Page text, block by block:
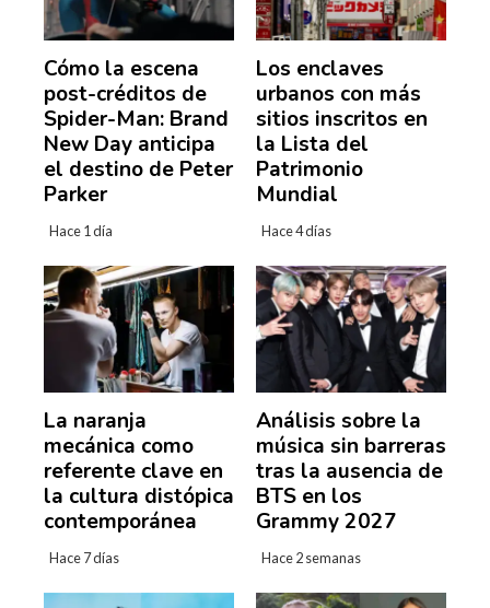
Cómo la escena
post-créditos de
Spider-Man: Brand
New Day anticipa
el destino de Peter
Parker
Hace 1 día
Los enclaves
urbanos con más
sitios inscritos en
la Lista del
Patrimonio
Mundial
Hace 4 días
La naranja
mecánica como
referente clave en
la cultura distópica
contemporánea
Hace 7 días
Análisis sobre la
música sin barreras
tras la ausencia de
BTS en los
Grammy 2027
Hace 2 semanas